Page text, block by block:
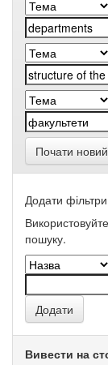
Почати
Додати
пошуку.
Вивести на